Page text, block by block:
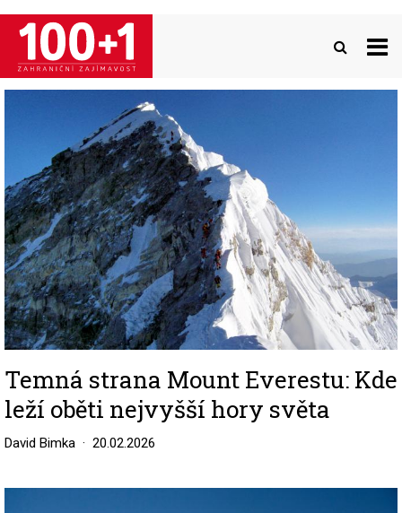
Přejít
hlavnímu
obsahu
Temná strana Mount Everestu: Kde
leží oběti nejvyšší hory světa
David Bimka 20.02.2026